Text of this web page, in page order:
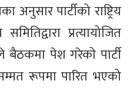
पार्टीको राष्ट्रिय
प्रत्यायोजित
बैठकमा पेश गरेको पार्टी
रूपमा पारित भएको